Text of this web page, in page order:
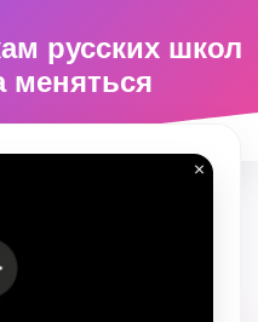
русских школ
меняться